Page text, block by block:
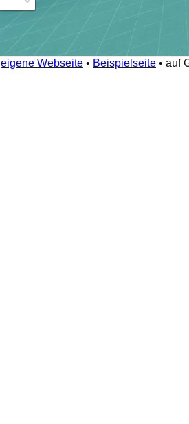
eigene Webseite • Beispielseite • auf